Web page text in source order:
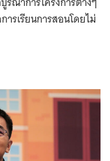
รเรียนการสอนโดยไม่